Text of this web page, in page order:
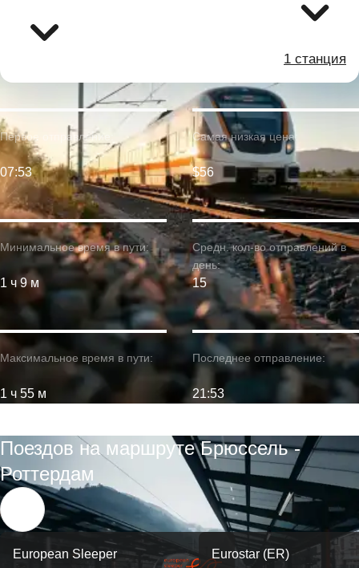
1 станция
Минимальное время в пути:
1 ч 9 м
Первое отправление:
07:53
Максимальное время в пути:
1 ч 55 м
Самая низкая цена:
$56
Средн. кол-во отправлений в
день:
15
Последнее отправление:
21:53
Поездов на маршруте Брюссель -
Роттердам
European Sleeper Eurostar (ER)